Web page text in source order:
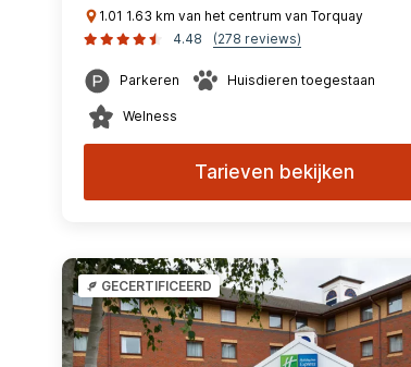
1.01 1.63 km van het centrum van Torquay
4.48
(278 reviews)
Parkeren Huisdieren toegestaan
Welness
Tarieven bekijken
GECERTIFICEERD